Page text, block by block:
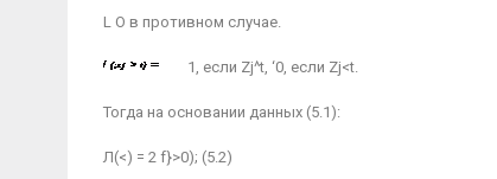
L О в противном случае.
1, если Zj^t, ‘0, если Zj<t.
Тогда на основании данных (5.1):
Л(<) = 2 f}>0); (5.2)